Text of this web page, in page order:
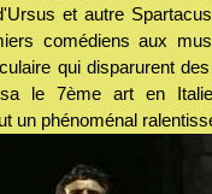
et autre
comédiens aux
qui disparurent
le 7ème art en
un phénoménal